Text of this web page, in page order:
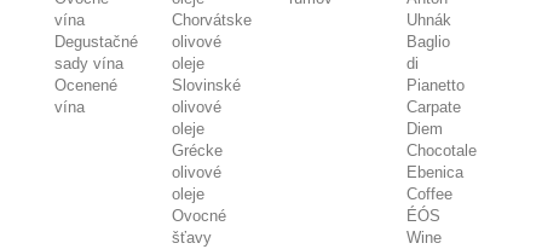
vína
Degustačné
sady vína
Ocenené
vína
Chorvátske
olivové
oleje
Slovinské
olivové
oleje
Grécke
olivové
oleje
Ovocné
šťavy
Uhnák
Baglio
di
Pianetto
Carpate
Diem
Chocotale
Ebenica
Coffee
ÉÓS
Wine